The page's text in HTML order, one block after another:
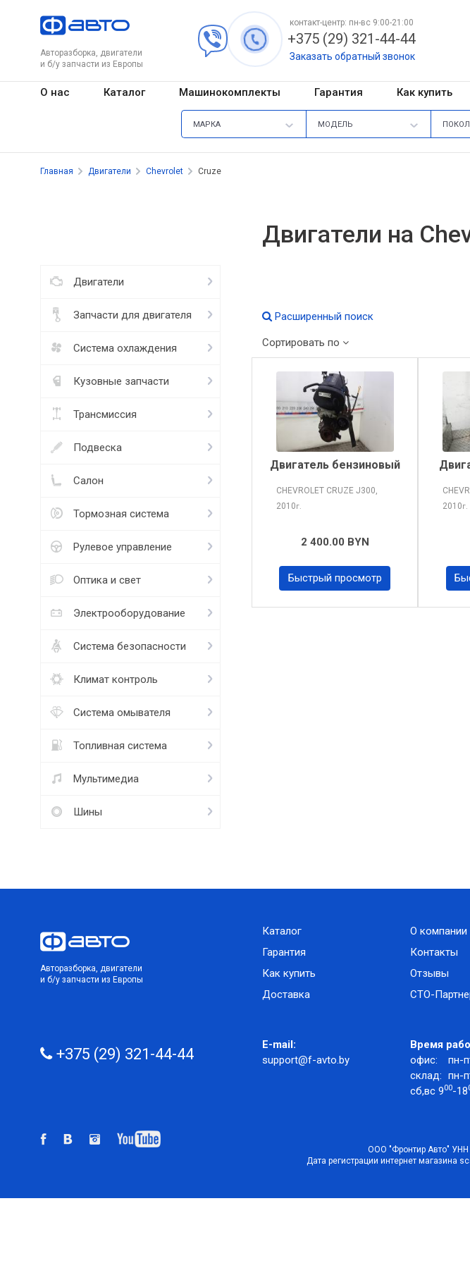
Авторазборка, двигатели
и б/у запчасти из Европы
контакт-центр: пн-вс 9:00-21:00
+375 (29) 321-44-44
Заказать обратный звонок
О нас Каталог Машинокомплекты Гарантия Как купить
МАРКА МОДЕЛЬ
Главная Двигатели Chevrolet Cruze
Двигатели
Запчасти для двигателя
Система охлаждения
Кузовные запчасти
Трансмиссия
Подвеска
Салон
Тормозная система
Рулевое управление
Оптика и свет
Электрооборудование
Система безопасности
Климат контроль
Система омывателя
Топливная система
Мультимедиа
Шины
Двигатели на
Расширенный поиск
Сортировать по
Двигатель бензиновый
CHEVROLET CRUZE J300,
2010г.
2 400.00 BYN
Быстрый просмотр
2010г.
Авторазборка, двигатели
и б/у запчасти из Европы
Каталог
Гарантия
Как купить
Доставка
О компании
Контакты
Отзывы
СТО-
+375 (29) 321-44-44
E-mail:
support@f-avto.by
Время
офис:
пн-
склад: пн-
сб,вс 900-18
ООО "Фронтир Авто" УНН
Дата регистрации интернет магазина